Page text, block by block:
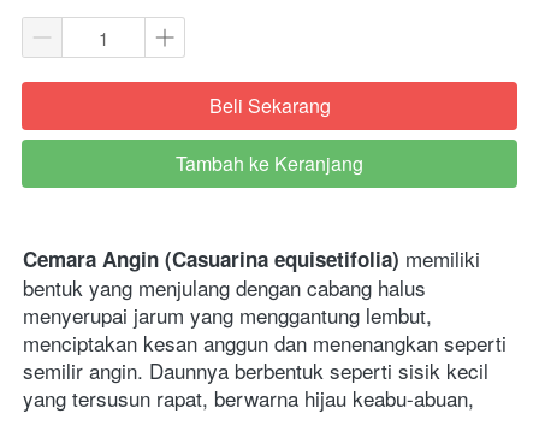
`Beli Sekarang
`
Tambah ke Keranjang
Cemara Angin (Casuarina equisetifolia) memiliki
bentuk yang menjulang dengan cabang halus
menyerupai jarum yang menggantung lembut,
menciptakan kesan anggun dan menenangkan seperti
semilir angin. Daunnya berbentuk seperti sisik kecil
yang tersusun rapat, berwarna hijau keabu-abuan,